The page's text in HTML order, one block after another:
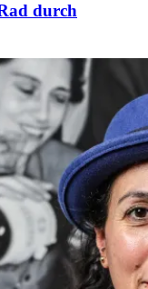
durch